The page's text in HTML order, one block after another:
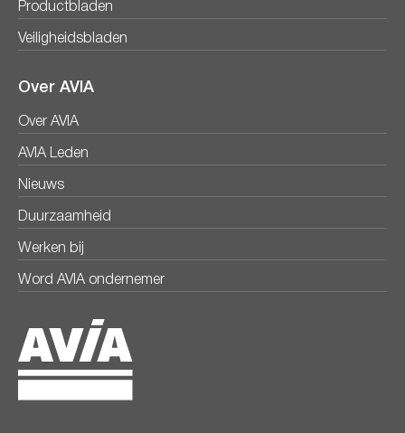
Productbladen
Veiligheidsbladen
Over AVIA
Over AVIA
AVIA Leden
Nieuws
Duurzaamheid
Werken bij
Word AVIA ondernemer